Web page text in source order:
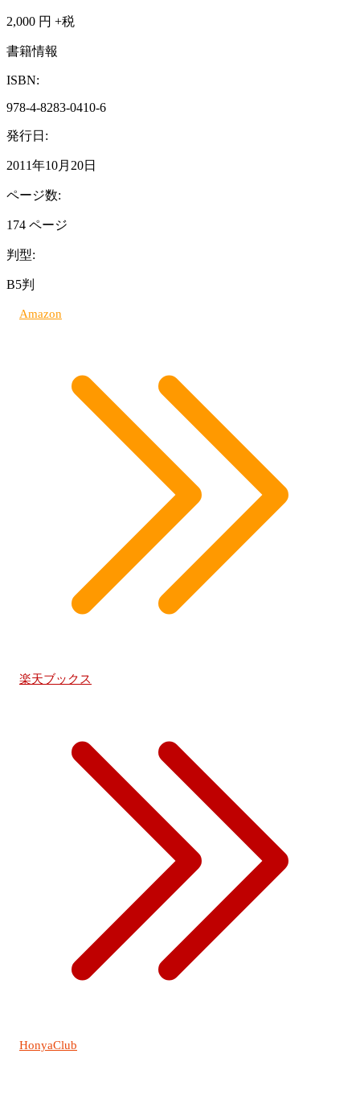
2,000 円 +税
書籍情報
ISBN:
978-4-8283-0410-6
発行日:
2011年10月20日
ページ数:
174 ページ
判型:
B5判
Amazon
楽天ブックス
HonyaClub